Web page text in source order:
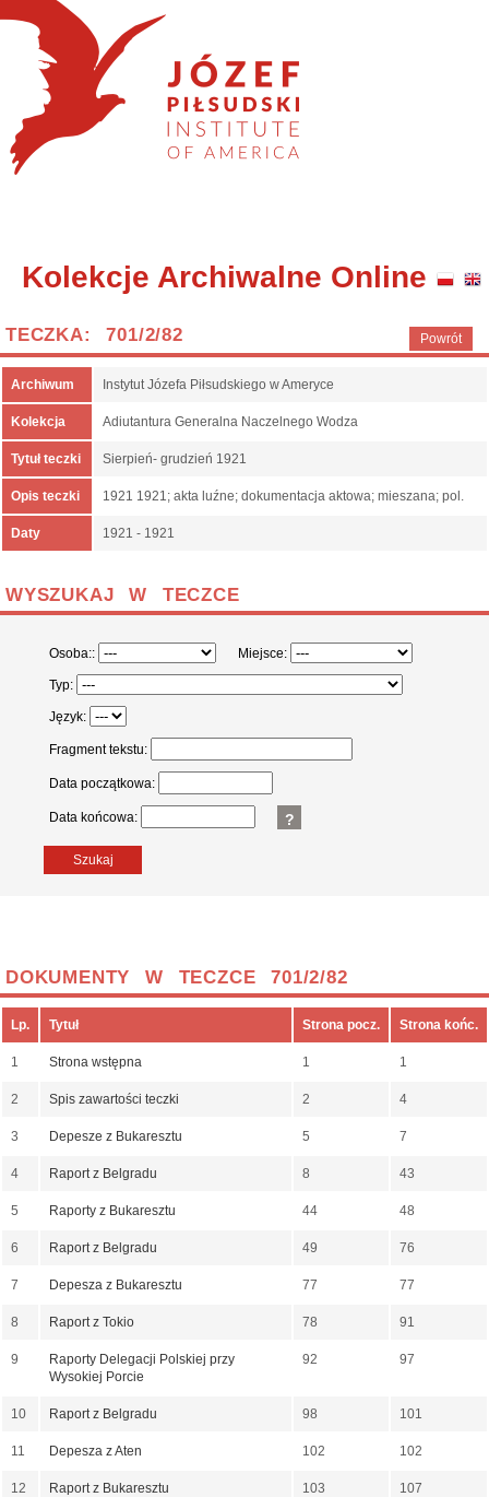
Kolekcje Archiwalne Online
Powrót
TECZKA: 701/2/82
Archiwum Instytut Józefa Piłsudskiego w Ameryce
Kolekcja Adiutantura Generalna Naczelnego Wodza
Tytuł teczki Sierpień- grudzień 1921
Opis teczki 1921 1921; akta luźne; dokumentacja aktowa; mieszana; pol.
Daty 1921 - 1921
WYSZUKAJ W TECZCE
Osoba:: Miejsce:
Typ:
Język:
Fragment tekstu:
Data początkowa:
Data końcowa: ?
Szukaj
DOKUMENTY W TECZCE 701/2/82
Lp. Tytuł Strona pocz. Strona końc.
1 Strona wstępna 1 1
2 Spis zawartości teczki 2 4
3 Depesze z Bukaresztu 5 7
4 Raport z Belgradu 8 43
5 Raporty z Bukaresztu 44 48
6 Raport z Belgradu 49 76
7 Depesza z Bukaresztu 77 77
8 Raport z Tokio 78 91
9
Raporty Delegacji Polskiej przy
Wysokiej Porcie
92 97
10 Raport z Belgradu 98 101
11 Depesza z Aten 102 102
12 Raport z Bukaresztu 103 107